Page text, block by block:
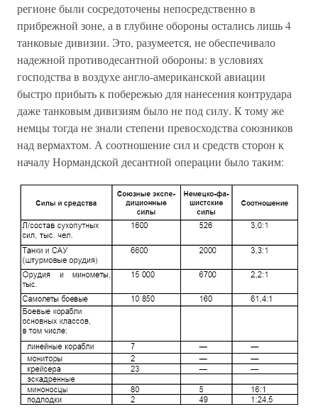
регионе были сосредоточены непосредственно в
прибрежной зоне, а в глубине обороны остались лишь 4
танковые дивизии. Это, разумеется, не обеспечивало
надежной противодесантной обороны: в условиях
господства в воздухе англо-американской авиации
быстро прибыть к побережью для нанесения контрудара
даже танковым дивизиям было не под силу. К тому же
немцы тогда не знали степени превосходства союзников
над вермахтом. А соотношение сил и средств сторон к
началу Нормандской десантной операции было таким: